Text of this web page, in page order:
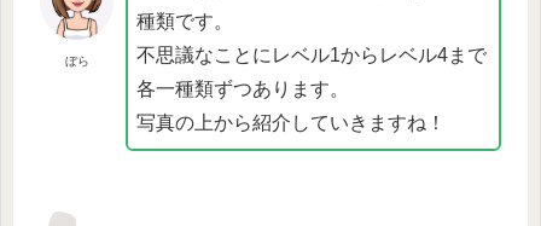
ぼら
種類です。
不思議なことにレベル1からレベル4まで
各一種類ずつあります。
写真の上から紹介していきますね！